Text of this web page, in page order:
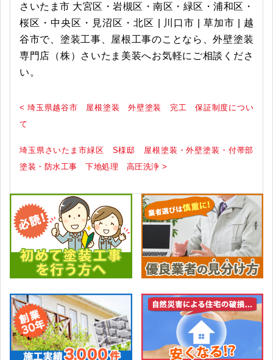
さいたま市 大宮区・岩槻区・南区・緑区・浦和区・
桜区・中央区・見沼区・北区 | 川口市 | 草加市 | 越
谷市で、塗装工事、屋根工事のことなら、外壁塗装
専門店（株）さいたま美装へお気軽にご相談くださ
い。
< 埼玉県越谷市 屋根塗装 外壁塗装 完工 保証制度につい
て
埼玉県さいたま市緑区 S様邸 屋根塗装・外壁塗装・付帯部
塗装・防水工事 下地処理 高圧洗浄 >